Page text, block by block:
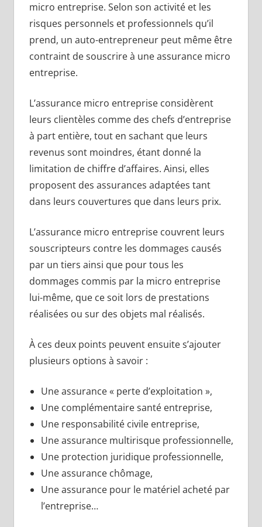
micro entreprise. Selon son activité et les
risques personnels et professionnels qu’il
prend, un auto-entrepreneur peut même être
contraint de souscrire à une assurance micro
entreprise.
L’assurance micro entreprise considèrent
leurs clientèles comme des chefs d’entreprise
à part entière, tout en sachant que leurs
revenus sont moindres, étant donné la
limitation de chiffre d’affaires. Ainsi, elles
proposent des assurances adaptées tant
dans leurs couvertures que dans leurs prix.
L’assurance micro entreprise couvrent leurs
souscripteurs contre les dommages causés
par un tiers ainsi que pour tous les
dommages commis par la micro entreprise
lui-même, que ce soit lors de prestations
réalisées ou sur des objets mal réalisés.
À ces deux points peuvent ensuite s’ajouter
plusieurs options à savoir :
Une assurance « perte d’exploitation »,
Une complémentaire santé entreprise,
Une responsabilité civile entreprise,
Une assurance multirisque professionnelle,
Une protection juridique professionnelle,
Une assurance chômage,
Une assurance pour le matériel acheté par
l’entreprise…